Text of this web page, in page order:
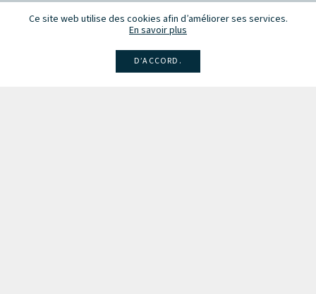
Ce site web utilise des cookies afin d’améliorer ses services.
En savoir plus
D’ACCORD.